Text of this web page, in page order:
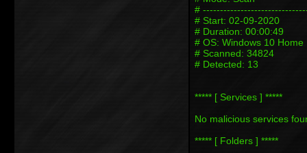
#
# Start: 02-09-2020
# Duration: 00:00:49
# OS: Windows 10 Home
# Scanned: 34824
# Detected: 13
***** [ Services ] *****
No malicious services
***** [ Folders ] *****